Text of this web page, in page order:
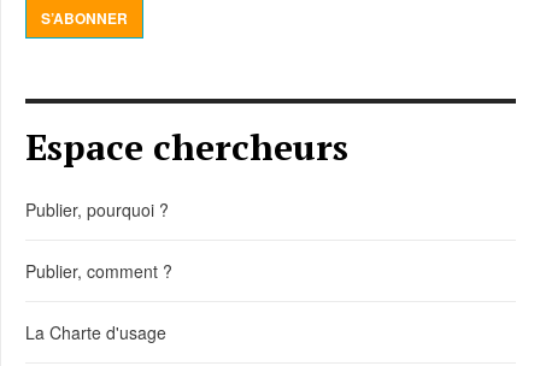
S’ABONNER
Espace chercheurs
Publier, pourquoi ?
Publier, comment ?
La Charte d'usage